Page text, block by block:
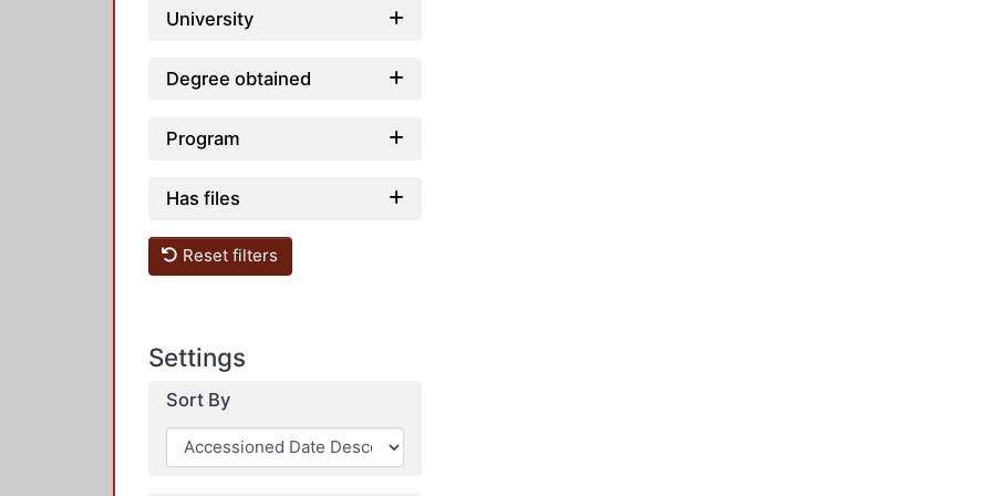
University
Degree obtained
Program
Has files
Reset filters
Settings
Sort By